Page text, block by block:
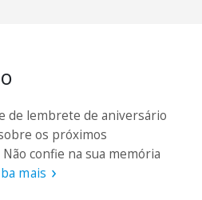
de lembrete de aniversário
os próximos
confie na sua memória
mais